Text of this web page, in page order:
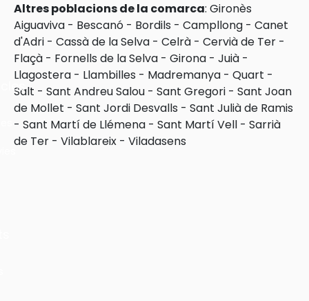
Altres poblacions de la comarca: Gironès
Aiguaviva - Bescanó - Bordils - Campllong - Canet
d'Adri - Cassà de la Selva - Celrà - Cervià de Ter -
Flaçà - Fornells de la Selva - Girona - Juià -
Llagostera - Llambilles - Madremanya - Quart -
Salt - Sant Andreu Salou - Sant Gregori - Sant Joan
de Mollet - Sant Jordi Desvalls - Sant Julià de Ramis
- Sant Martí de Llémena - Sant Martí Vell - Sarrià
de Ter - Vilablareix - Viladasens